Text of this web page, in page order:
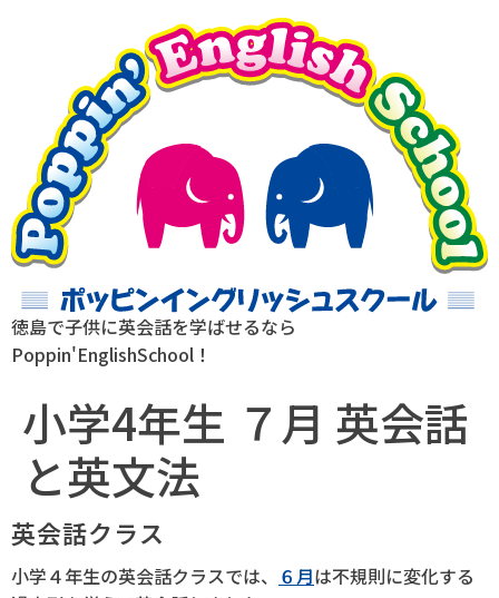
徳島で子供に英会話を学ばせるなら
Poppin'EnglishSchool！
小学4年生 ７月 英会話
と英文法
英会話クラス
小学４年生の英会話クラスでは、 ６月は不規則に変化する